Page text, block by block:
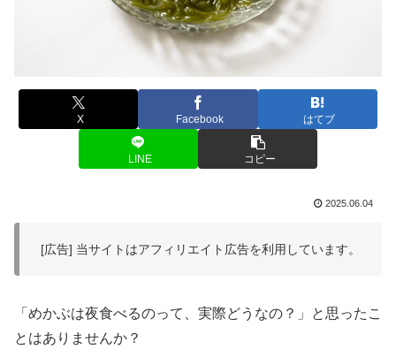
X Facebook はてブ
LINE コピー
2025.06.04
[広告] 当サイトはアフィリエイト広告を利用しています。
「めかぶは夜食べるのって、実際どうなの？」と思ったこ
とはありませんか？